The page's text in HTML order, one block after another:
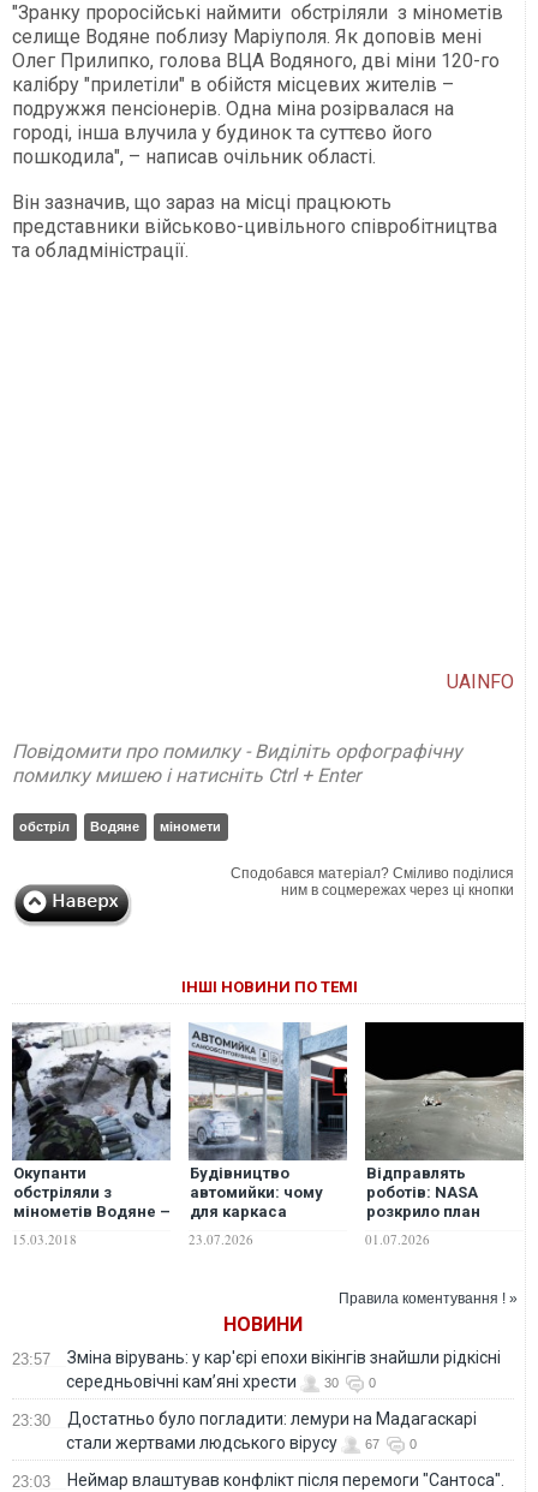
"Зранку проросійські наймити обстріляли з мінометів
селище Водяне поблизу Маріуполя. Як доповів мені
Олег Прилипко, голова ВЦА Водяного, дві міни 120-го
калібру "прилетіли" в обійстя місцевих жителів –
подружжя пенсіонерів. Одна міна розірвалася на
городі, інша влучила у будинок та суттєво його
пошкодила", – написав очільник області.
Він зазначив, що зараз на місці працюють
представники військово-цивільного співробітництва
та обладміністрації.
UAINFO
Повідомити про помилку - Виділіть орфографічну
помилку мишею і натисніть Ctrl + Enter
обстріл Водяне міномети
Сподобався матеріал? Сміливо поділися
ним в соцмережах через ці кнопки
ІНШІ НОВИНИ ПО ТЕМІ
Окупанти
обстріляли з
мінометів Водяне –
15.03.2018
Будівництво
автомийки: чому
для каркаса
оцинкована труба
23.07.2026
Відправлять
роботів: NASA
розкрило план
першої місячної
01.07.2026
Правила коментування ! »
НОВИНИ
23:57
Зміна вірувань: у кар'єрі епохи вікінгів знайшли рідкісні
середньовічні кам’яні хрести
30 0
23:30
Достатньо було погладити: лемури на Мадагаскарі
стали жертвами людського вірусу
67 0
23:03
Неймар влаштував конфлікт після перемоги "Сантоса".